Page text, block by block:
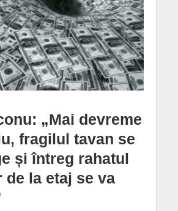
„Mai devreme
fragilul tavan se
și întreg rahatul
de la etaj se va